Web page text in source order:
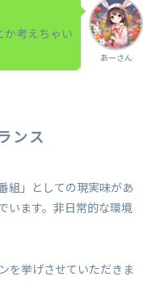
あーさん
考えちゃい
ンス
組」としての現実味があ
います。非日常的な環境
を挙げさせていただきま